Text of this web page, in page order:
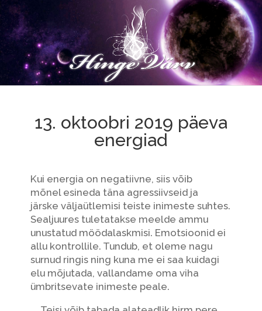
13. oktoobri 2019 päeva
energiad
Kui energia on negatiivne, siis võib
mõnel esineda täna agressiivseid ja
järske väljaütlemisi teiste inimeste suhtes.
Sealjuures tuletatakse meelde ammu
unustatud möödalaskmisi. Emotsioonid ei
allu kontrollile. Tundub, et oleme nagu
surnud ringis ning kuna me ei saa kuidagi
elu mõjutada, vallandame oma viha
ümbritsevate inimeste peale.